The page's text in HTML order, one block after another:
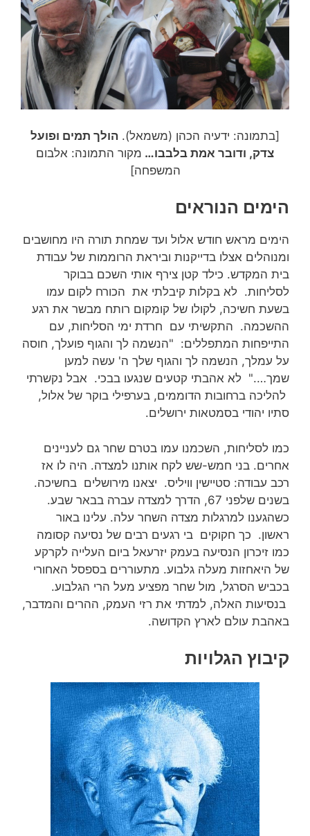
[בתמונה: ידעיה הכהן (משמאל). הולך תמים ופועל
צדק, ודובר אמת בלבבו… מקור התמונה: אלבום
המשפחה]
הימים הנוראים
הימים מראש חודש אלול ועד שמחת תורה היו מחושבים
ומנוהלים אצלו בדייקנות וביראת הרוממות של עבודת
בית המקדש. כילד קטן צירף אותי השכם בבוקר
לסליחות. לא בקלות קיבלתי את הכורח לקום עמו
בשעת חשיכה, לקולו של קומקום רותח מבשר את רגע
ההשכמה. התקשיתי עם חרדת ימי הסליחות, עם
התייפחות המתפללים: "הנשמה לך והגוף פועלך, חוסה
על עמלך, הנשמה לך והגוף שלך ה' עשה למען
שמך…." לא אהבתי קטעים שנגעו בבכי. אבל נקשרתי
להליכה ברחובות הדוממים, בערפילי בוקר של אלול,
סתיו יהודי בסמטאות ירושלים.
כמו לסליחות, השכמנו עמו בטרם שחר גם לעניינים
אחרים. בני חמש-שש לקח אותנו למצדה. היה לו אז
רכב עבודה: סטיישין וויליס. יצאנו מירושלים בחשיכה.
בשנים שלפני 67, הדרך למצדה עברה בבאר שבע.
כשהגענו למרגלות מצדה השחר עלה. עלינו באור
ראשון. כך חקוקים בי רגעים רבים של נסיעה קסומה
כמו זיכרון הנסיעה בעמק יזרעאל ביום העלייה לקרקע
של היאחזות מעלה גלבוע. מתעוררים בספסל האחורי
בכביש הסרגל, מול שחר מפציע מעל הרי הגלבוע.
בנסיעות האלה, למדתי את רזי העמק, ההרים והמדבר,
באהבת עולם לארץ הקדושה.
קיבוץ הגלויות